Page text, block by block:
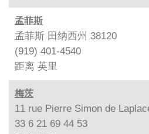
孟菲斯
孟菲斯 田纳西州 38120
(919) 401-4540
距离 英里
梅茨
11 rue Pierre Simon de
33 6 21 69 44 53